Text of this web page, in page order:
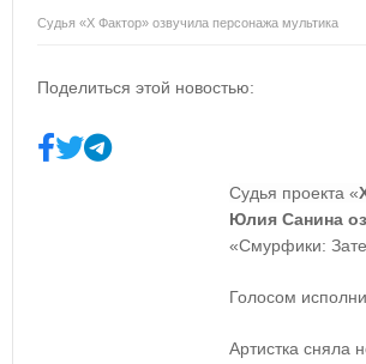
Судья «Х Фактор» озвучила персонажа мультика
Поделиться этой новостью:
Судья проекта «
Юлия Санина
«Смурфики:
Голосом
Артистка сняла